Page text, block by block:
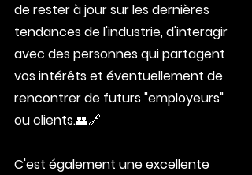
de rester à jour sur les dernières
tendances de l'industrie, d'interagir
avec des personnes qui partagent
vos intérêts et éventuellement de
rencontrer de futurs "employeurs"
ou clients.👥🔗
C'est également une excellente